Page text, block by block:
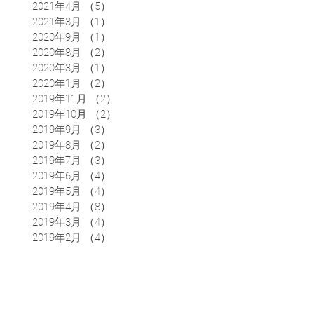
2021年4月
（5）
2021年3月
（1）
2020年9月
（1）
2020年8月
（2）
2020年3月
（1）
2020年1月
（2）
2019年11月
（2）
2019年10月
（2）
2019年9月
（3）
2019年8月
（2）
2019年7月
（3）
2019年6月
（4）
2019年5月
（4）
2019年4月
（8）
2019年3月
（4）
2019年2月
（4）